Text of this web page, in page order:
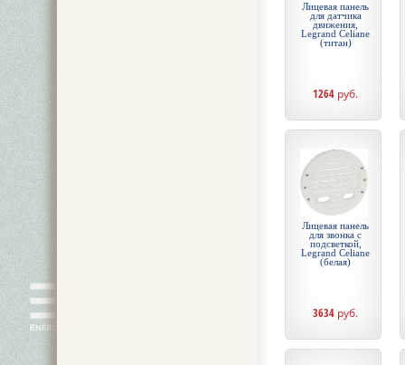
Лицевая панель
для датчика
движения,
Legrand Celiane
(титан)
1264 руб.
Лицевая панель
для звонка с
подсветкой,
Legrand Celiane
(белая)
3634 руб.